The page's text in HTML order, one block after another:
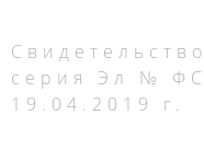
серия Эл №
19.04.2019 г.